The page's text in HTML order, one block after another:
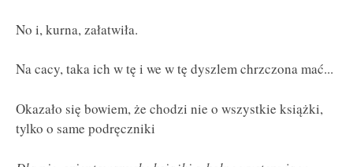
No i, kurna, załatwiła.
Na cacy, taka ich w tę i we w tę dyszlem chrzczona mać...
Okazało się bowiem, że chodzi nie o wszystkie książki,
tylko o same podręczniki